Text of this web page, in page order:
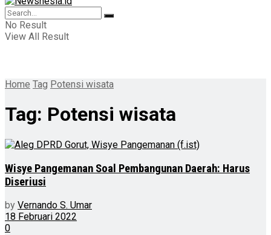
No Result
View All Result
Home Tag Potensi wisata
Tag: Potensi wisata
Wisye Pangemanan Soal Pembangunan Daerah: Harus
Diseriusi
by Vernando S. Umar
18 Februari 2022
0